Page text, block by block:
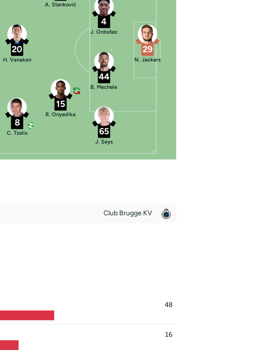
29
N. Jackers
65
J. Seys
44
B. Mechele
4
J. Ordoñez
15
R. Onyedika
A. Stanković
8
C. Tzolis
20
H. Vanaken
Club Brugge KV
48
16